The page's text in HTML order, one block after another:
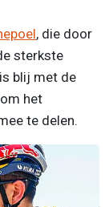
, die door
sterkste
blij met de
het
te delen.